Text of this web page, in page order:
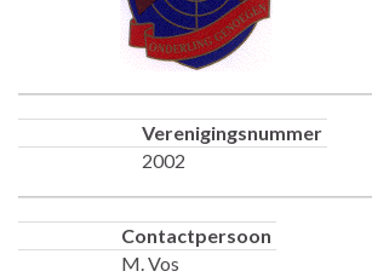
Verenigingsnummer
2002
Contactpersoon
M. Vos